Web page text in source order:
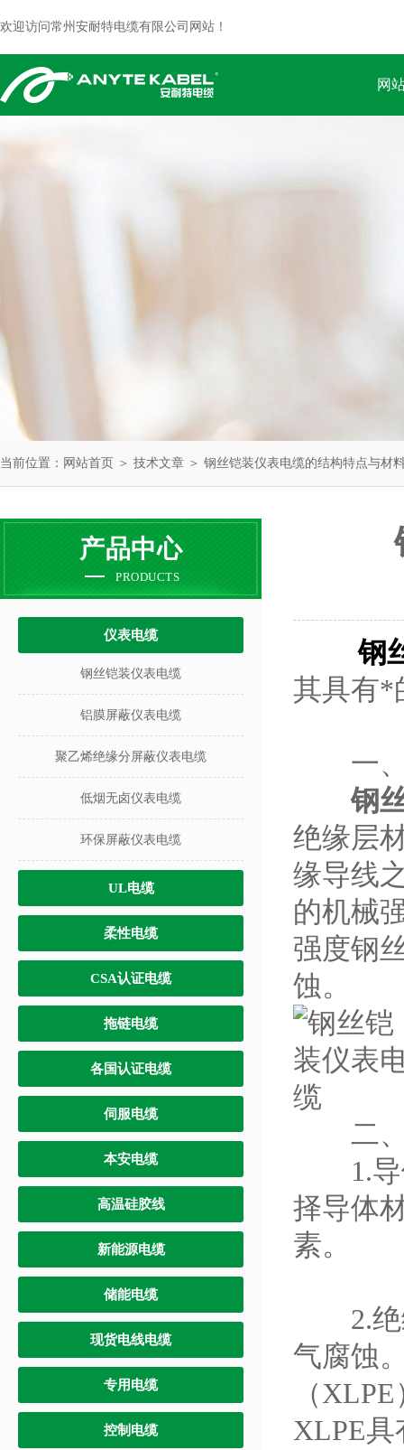
欢迎访问常州安耐特电缆有限公司网站！
网
当前位置： 网站首页 ＞ 技术文章 ＞ 钢丝铠装仪表电缆的结构特点与材
产品中心
PRODUCTS
仪表电缆
钢丝铠装仪表电缆
铝膜屏蔽仪表电缆
聚乙烯绝缘分屏蔽仪表电缆
低烟无卤仪表电缆
环保屏蔽仪表电缆
UL电缆
柔性电缆
CSA认证电缆
拖链电缆
各国认证电缆
伺服电缆
本安电缆
高温硅胶线
新能源电缆
储能电缆
现货电线电缆
专用电缆
控制电缆
钢
其具有*
一、
钢
绝缘层
缘导线
的机械
强度钢
蚀。
二、
1.导体
择导体
素。
2.绝缘
气腐蚀
（
XLPE